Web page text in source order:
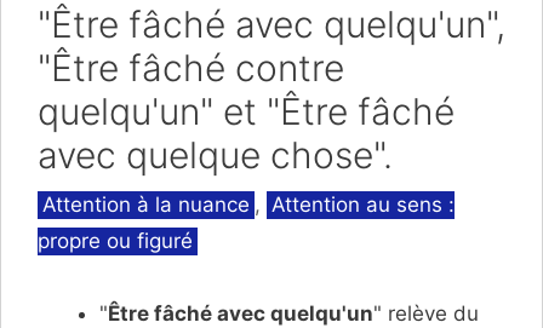
"Être fâché avec quelqu'un",
"Être fâché contre
quelqu'un" et "Être fâché
avec quelque chose".
Catégories
Attention à la nuance , Attention au sens :
propre ou figuré
"Être fâché avec quelqu'un" relève du